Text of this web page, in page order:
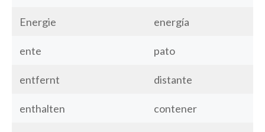
Energie energía
ente pato
entfernt distante
enthalten contener